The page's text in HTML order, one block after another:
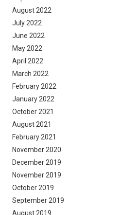
August 2022
July 2022
June 2022
May 2022
April 2022
March 2022
February 2022
January 2022
October 2021
August 2021
February 2021
November 2020
December 2019
November 2019
October 2019
September 2019
August 2019